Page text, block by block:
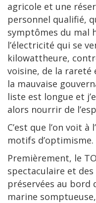
agricole et une
personnel qualifié,
symptômes du mal
l’électricité qui se
kilowattheure,
voisine, de la rareté
la mauvaise
liste est longue et
alors nourrir de
C’est que l’on voit
motifs d’optimisme.
Premièrement, le
spectaculaire et
préservées au bord
marine